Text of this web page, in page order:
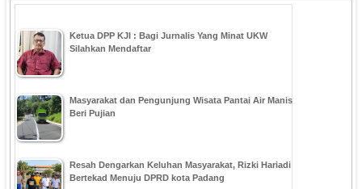
Ketua DPP KJI : Bagi Jurnalis Yang Minat UKW
Silahkan Mendaftar
Masyarakat dan Pengunjung Wisata Pantai Air Manis
Beri Pujian
Resah Dengarkan Keluhan Masyarakat, Rizki Hariadi
Bertekad Menuju DPRD kota Padang